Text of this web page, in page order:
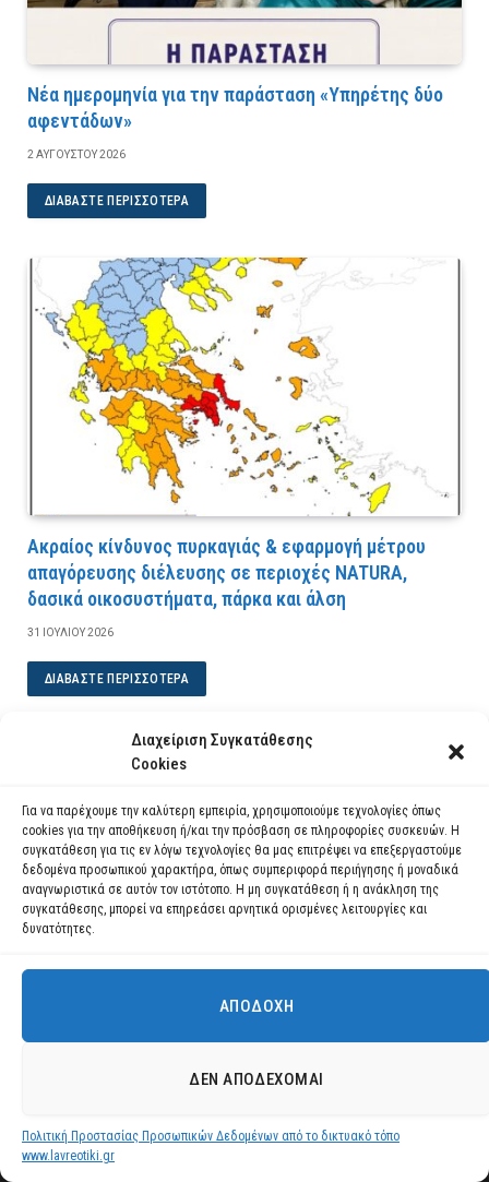
Διαχείριση Συγκατάθεσης
Cookies
Για να παρέχουμε την καλύτερη εμπειρία, χρησιμοποιούμε τεχνολογίες όπως
cookies για την αποθήκευση ή/και την πρόσβαση σε πληροφορίες συσκευών. Η
συγκατάθεση για τις εν λόγω τεχνολογίες θα μας επιτρέψει να επεξεργαστούμε
δεδομένα προσωπικού χαρακτήρα, όπως συμπεριφορά περιήγησης ή μοναδικά
αναγνωριστικά σε αυτόν τον ιστότοπο. Η μη συγκατάθεση ή η ανάκληση της
συγκατάθεσης, μπορεί να επηρεάσει αρνητικά ορισμένες λειτουργίες και
δυνατότητες.
ΑΠΟΔΟΧΉ
ΔΕΝ ΑΠΟΔΈΧΟΜΑΙ
Πολιτική Προστασίας Προσωπικών Δεδομένων από το δικτυακό τόπο
www.lavreotiki.gr
Νέα ημερομηνία για την παράσταση «Υπηρέτης δύο
αφεντάδων»
2 ΑΥΓΟΎΣΤΟΥ 2026
ΔΙΑΒΆΣΤΕ ΠΕΡΙΣΣΌΤΕΡΑ
Ακραίος κίνδυνος πυρκαγιάς & εφαρμογή μέτρου
απαγόρευσης διέλευσης σε περιοχές NATURA,
δασικά οικοσυστήματα, πάρκα και άλση
31 ΙΟΥΛΊΟΥ 2026
ΔΙΑΒΆΣΤΕ ΠΕΡΙΣΣΌΤΕΡΑ
ΔΙΑΒΆΣΤΕ ΠΕΡΙΣΣΌΤΕΡΑ
Χρησιμοποιούμε cookies για να σας προσφέρουμε τη βέλτιστη εμπειρία
πλοήγησης στον ιστότοπό μας.
ρυθμίσεις
Αποδοχή